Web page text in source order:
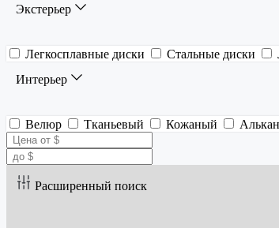
Экстерьер
Легкосплавные диски Стальные диски
Интерьер
Велюр Тканьевый Кожаный
Расширенный поиск